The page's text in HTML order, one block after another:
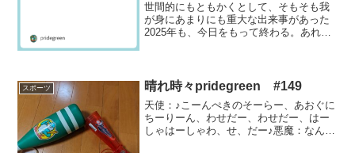
世間的にもともかくとして、そもそも我
が身にあまりにも重大な出来事があった
2025年も、今日をもって終わる。あれか
だが、その当たり前...
スポーツ 晴れ時々pridegreen #149
天使：♪こーんぺきのそーらー、あおぐに
ちーりーん、わせだー、わせだー、はー
しゃはーしゃわ、せ、だー♪悪魔：なん